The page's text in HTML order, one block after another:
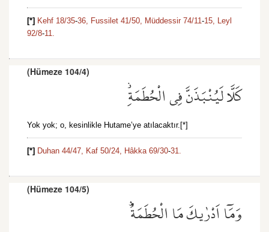
[*] Kehf 18/35-36, Fussilet 41/50, Müddessir 74/11-15, Leyl
92/8-11.
(Hümeze 104/4)
كَلَّا لَيُنْبَذَنَّ فِي الْحُطَمَةِۘ
Yok yok; o, kesinlikle Hutame’ye atılacaktır.[*]
[*] Duhan 44/47, Kaf 50/24, Hâkka 69/30-31.
(Hümeze 104/5)
وَمَٓا اَدْرٰيكَ مَا الْحُطَمَةُۜ